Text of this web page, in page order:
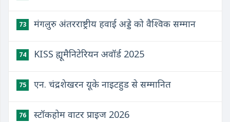
73 मंगलुरु अंतरराष्ट्रीय हवाई अड्डे को वैश्विक सम्मान
74 KISS ह्यूमैनिटेरियन अवॉर्ड 2025
75 एन. चंद्रशेखरन यूके नाइटहुड से सम्मानित
76 स्टॉकहोम वाटर प्राइज 2026